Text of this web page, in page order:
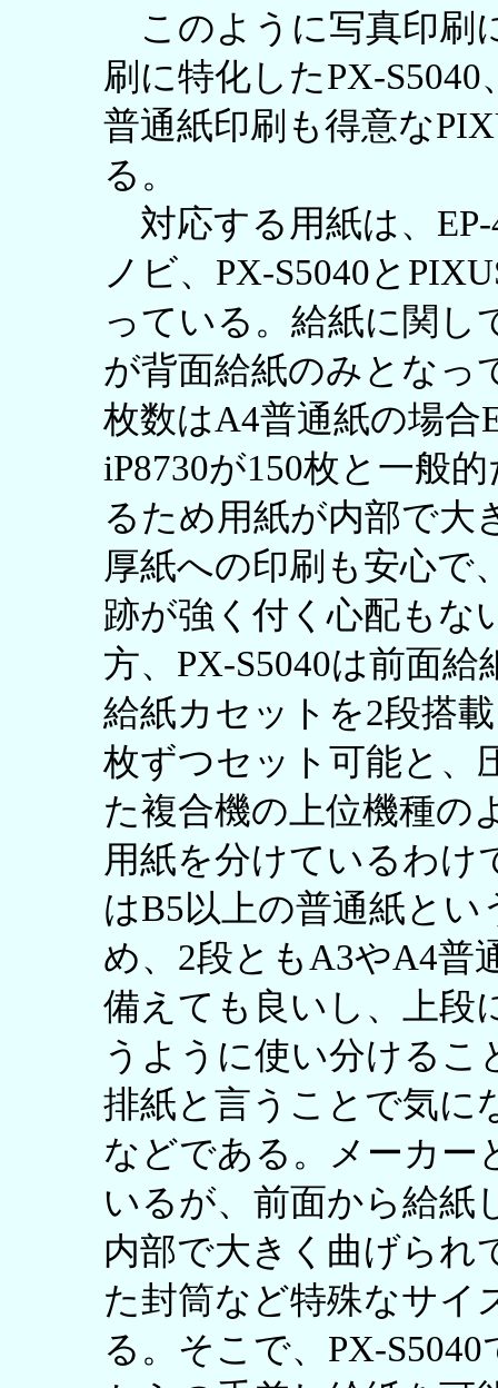
このように写真印刷
刷に特化したPX-
普通紙印刷も得意な
る。
対応する用紙は、
ノビ、PX-S5040と
っている。給紙に関し
が背面給紙のみとなっ
枚数はA4普通紙の場合
iP8730が150枚と一般
るため用紙が内部で大
厚紙への印刷も安心で
跡が強く付く心配もな
方、PX-S5040は前面
給紙カセットを2段搭
枚ずつセット可能と、
た複合機の上位機種の
用紙を分けているわけ
はB5以上の普通紙と
め、2段ともA3やA4普
備えても良いし、上段
うように使い分けるこ
排紙と言うことで気に
などである。メーカー
いるが、前面から給紙
内部で大きく曲げられ
た封筒など特殊なサイ
る。そこで、PX-